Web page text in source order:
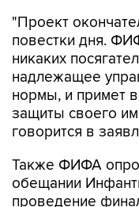
"Проект
повестки дня.
никаких
надлежащее
нормы, и примет
защиты своего
говорится в
Также ФИФА
обещании
проведение